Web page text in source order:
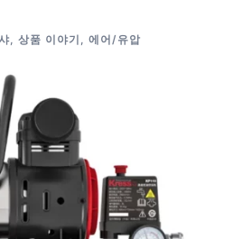
, 상품 이야기 , 에어/유압